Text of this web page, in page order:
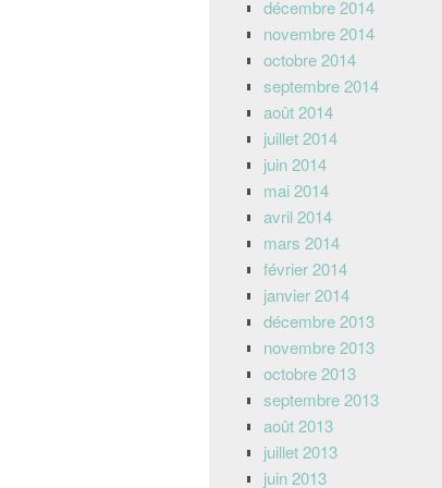
décembre 2014
novembre 2014
octobre 2014
septembre 2014
août 2014
juillet 2014
juin 2014
mai 2014
avril 2014
mars 2014
février 2014
janvier 2014
décembre 2013
novembre 2013
octobre 2013
septembre 2013
août 2013
juillet 2013
juin 2013